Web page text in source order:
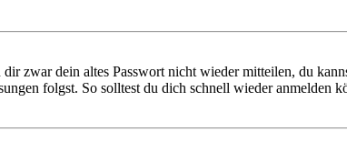
zwar dein altes Passwort nicht wieder mitteilen, du
folgst. So solltest du dich schnell wieder anmelden